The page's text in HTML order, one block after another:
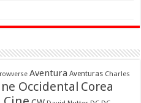
Aventura Aventuras Charles
Occidental Corea